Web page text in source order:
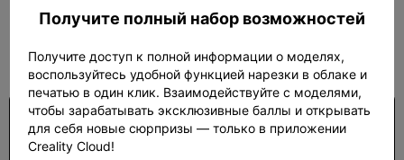
Получите полный набор возможностей
Получите доступ к полной информации о моделях,
воспользуйтесь удобной функцией нарезки в облаке и
печатью в один клик. Взаимодействуйте с моделями,
чтобы зарабатывать эксклюзивные баллы и открывать
для себя новые сюрпризы — только в приложении
Creality Cloud!